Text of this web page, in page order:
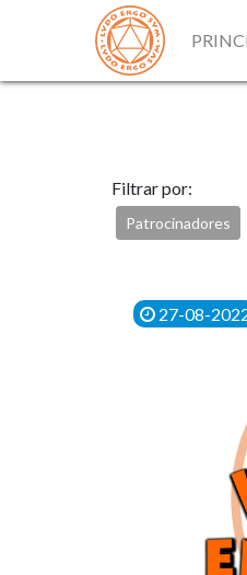
Filtrar por:
Patrocinadores
27-08-